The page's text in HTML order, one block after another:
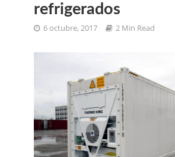
refrigerados
6 octubre, 2017 2 Min Read